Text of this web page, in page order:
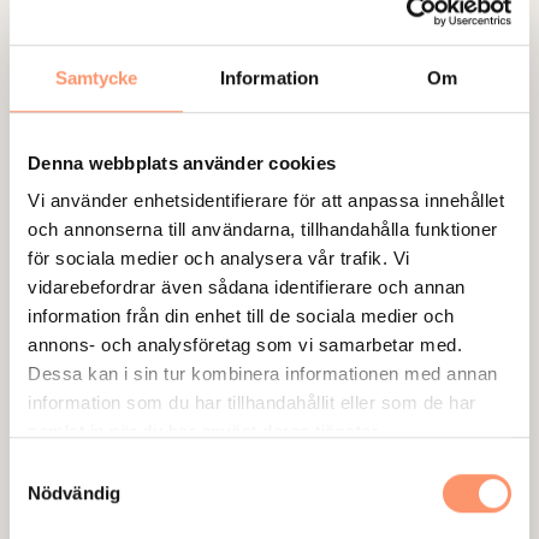
Samtycke Information Om
Denna webbplats använder cookies
Vi använder enhetsidentifierare för att anpassa innehållet
och annonserna till användarna, tillhandahålla funktioner
för sociala medier och analysera vår trafik. Vi
vidarebefordrar även sådana identifierare och annan
information från din enhet till de sociala medier och
annons- och analysföretag som vi samarbetar med.
Dessa kan i sin tur kombinera informationen med annan
information som du har tillhandahållit eller som de har
Nödvändig
Utvecklad och formgiven för att passa det skandinaviska